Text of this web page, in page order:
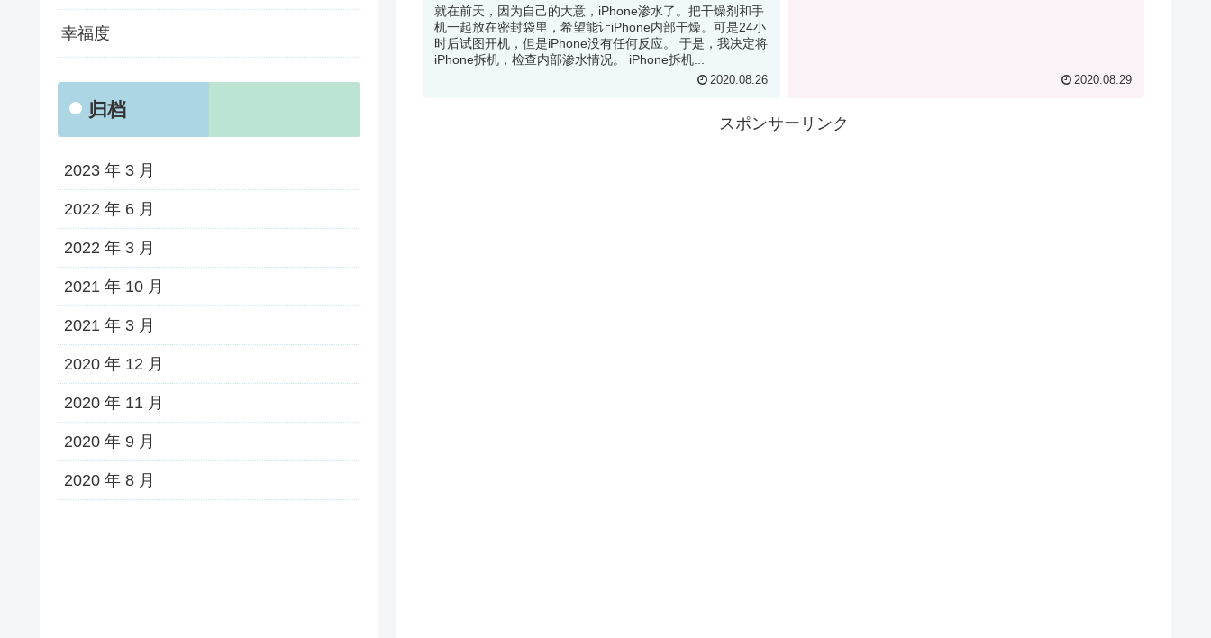
就在前天，因为自己的大意，iPhone渗水了。把干燥剂和手
机一起放在密封袋里，希望能让iPhone内部干燥。可是24小
时后试图开机，但是iPhone没有任何反应。 于是，我决定将
iPhone拆机，检查内部渗水情况。 iPhone拆机...
2020.08.26 2020.08.29
スポンサーリンク
幸福度
归档
2023 年 3 月
2022 年 6 月
2022 年 3 月
2021 年 10 月
2021 年 3 月
2020 年 12 月
2020 年 11 月
2020 年 9 月
2020 年 8 月